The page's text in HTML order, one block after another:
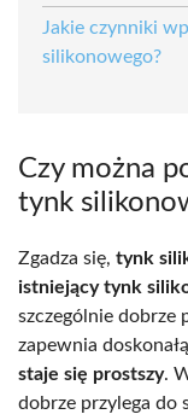
Jakie czynniki
silikonowego?
Czy można
tynk
Zgadza się, tynk
istniejący tynk
szczególnie dobrze
zapewnia
staje się prostszy.
dobrze przylega do